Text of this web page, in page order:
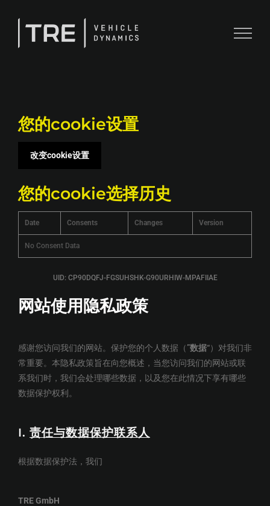
content
您的cookie设置
改变cookie设置
您的cookie选择历史
Date Consents Changes Version
No Consent Data
UID: CP90DQFJ-FGSUHSHK-G90URHIW-MPAFIIAE
网站使用隐私政策
感谢您访问我们的网站。保护您的个人数据（”数据“）对我们非
常重要。本隐私政策旨在向您概述，当您访问我们的网站或联
系我们时，我们会处理哪些数据，以及您在此情况下享有哪些
数据保护权利。
I. 责任与数据保护联系人
根据数据保护法，我们
TRE GmbH